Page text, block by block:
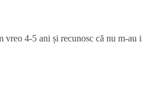
4-5 ani și recunosc că nu m-au